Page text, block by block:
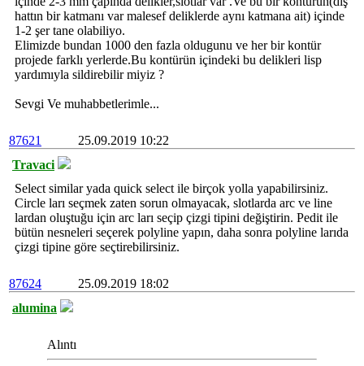
hattın bir katmanı var malesef deliklerde aynı katmana ait) içinde
1-2 şer tane olabiliyo.
Elimizde bundan 1000 den fazla oldugunu ve her bir kontür
projede farklı yerlerde.Bu kontürün içindeki bu delikleri lisp
yardımıyla sildirebilir miyiz ?
Sevgi Ve muhabbetlerimle...
87621
25.09.2019 10:22
Travaci
Select similar yada quick select ile birçok yolla yapabilirsiniz.
Circle ları seçmek zaten sorun olmayacak, slotlarda arc ve line
lardan oluştuğu için arc ları seçip çizgi tipini değiştirin. Pedit ile
bütün nesneleri seçerek polyline yapın, daha sonra polyline larıda
çizgi tipine göre seçtirebilirsiniz.
87624
25.09.2019 18:02
alumina
Alıntı